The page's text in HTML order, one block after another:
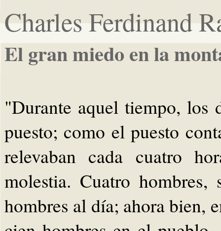
Charles Ferdinand
El gran miedo en la
"Durante aquel tiempo, los
puesto; como el puesto
relevaban cada cuatro
molestia. Cuatro hombres,
hombres al día; ahora bien,